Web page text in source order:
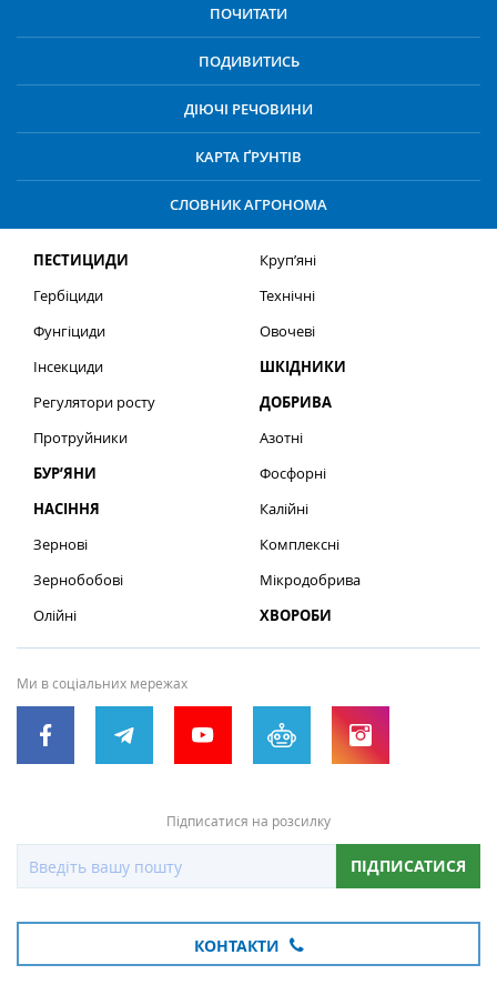
ПОЧИТАТИ
ПОДИВИТИСЬ
ДІЮЧІ РЕЧОВИНИ
КАРТА ҐРУНТІВ
СЛОВНИК АГРОНОМА
ПЕСТИЦИДИ
Гербіциди
Фунгіциди
Інсекциди
Регулятори росту
Протруйники
БУР’ЯНИ
НАСІННЯ
Зернові
Зернобобові
Олійні
Круп’яні
Технічні
Овочеві
ШКІДНИКИ
ДОБРИВА
Азотні
Фосфорні
Калійні
Комплексні
Мікродобрива
ХВОРОБИ
Ми в соціальних мережах
Підписатися на розсилку
ПІДПИСАТИСЯ
КОНТАКТИ